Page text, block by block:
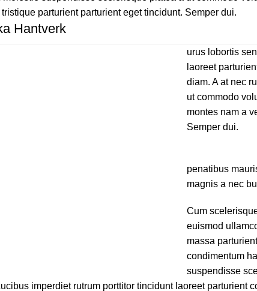
parturient parturient eget tincidunt. Semper dui.
Hantverk
urus lobortis
laoreet
diam. A at nec
ut commodo
montes nam a
Semper dui.
penatibus
magnis a nec
Cum
euismod
massa
condimentum
suspendisse
imperdiet rutrum porttitor tincidunt laoreet parturient